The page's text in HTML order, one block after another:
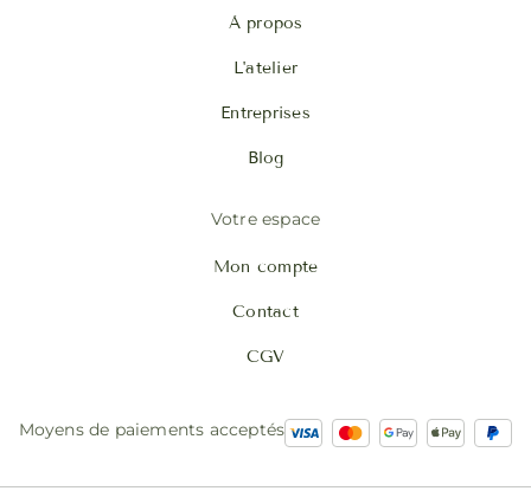
À propos
L'atelier
Entreprises
Blog
Votre espace
Mon compte
Contact
CGV
Moyens de paiements acceptés